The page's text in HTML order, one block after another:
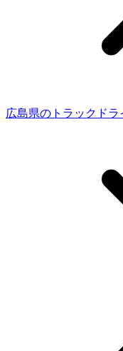
広島県のトラックドラ